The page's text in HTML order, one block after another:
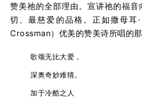
赞美祂的全部理由。宣讲祂的福
切、最慈爱的品格。正如撒母耳
Crossman）优美的赞美诗所唱的那
歌颂无比大爱，
深奥奇妙难猜。
加于冷酷之人